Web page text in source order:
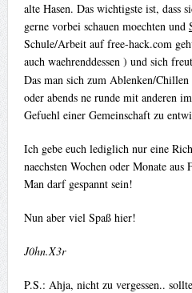
alte Hasen. Das wichtigste ist, dass
gerne vorbei schauen moechten und
Schule/Arbeit auf free-hack.com
auch waehrenddessen ) und sich
Das man sich zum Ablenken/
oder abends ne runde mit anderen
Gefuehl einer Gemeinschaft zu
Ich gebe euch lediglich nur eine
naechsten Wochen oder Monate
Man darf gespannt sein!
Nun aber viel Spaß hier!
J0hn.X3r
P.S.: Ahja, nicht zu vergessen..